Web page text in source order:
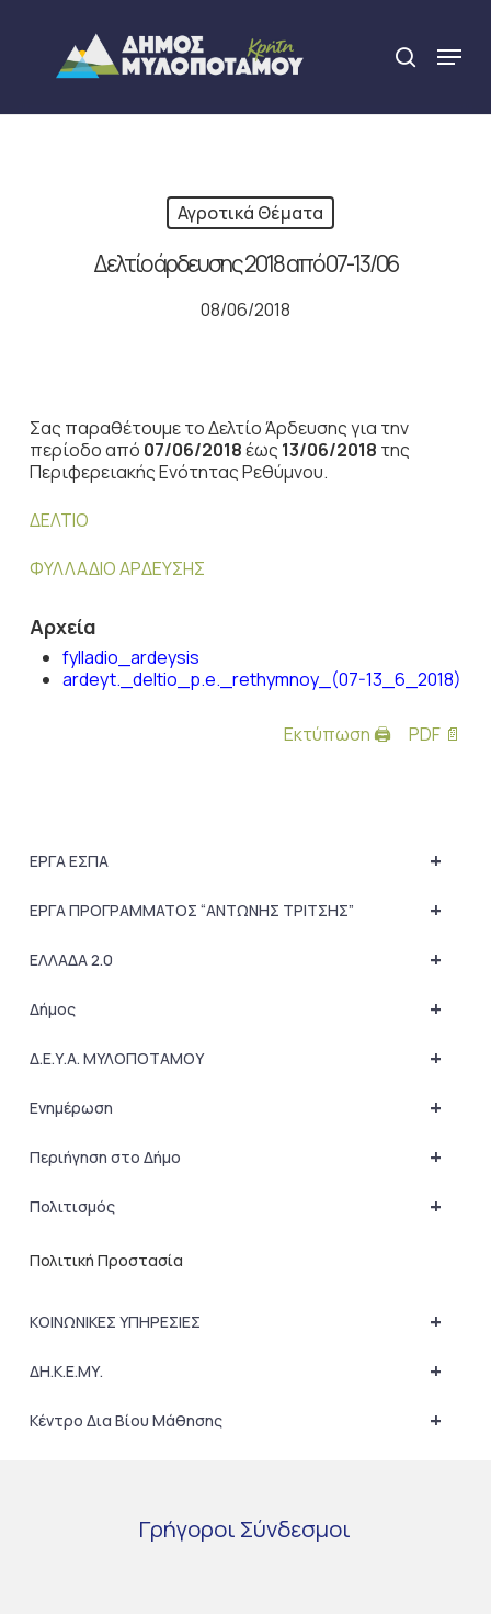
content
search
Menu
Αγροτικά Θέματα
Δελτίο άρδευσης 2018 από 07-13/06
08/06/2018
Σας παραθέτουμε το Δελτίο Άρδευσης για την
περίοδο από 07/06/2018έως 13/06/2018 της
Περιφερειακής Ενότητας Ρεθύμνου.
ΔΕΛΤΙΟ
ΦΥΛΛΑΔΙΟ ΑΡΔΕΥΣΗΣ
Αρχεία
fylladio_ardeysis
ardeyt._deltio_p.e._rethymnoy_(07-13_6_2018)
Εκτύπωση 🖨 PDF 📄
+
ΕΡΓΑ ΕΣΠΑ
+
ΕΡΓΑ ΠΡΟΓΡΑΜΜΑΤΟΣ “ΑΝΤΩΝΗΣ ΤΡΙΤΣΗΣ”
+
ΕΛΛΑΔΑ 2.0
+
Δήμος
+
Δ.Ε.Υ.Α. ΜΥΛΟΠΟΤΑΜΟΥ
+
Ενημέρωση
+
Περιήγηση στο Δήμο
+
Πολιτισμός
Πολιτική Προστασία
+
ΚΟΙΝΩΝΙΚΕΣ ΥΠΗΡΕΣΙΕΣ
+
ΔΗ.Κ.Ε.ΜΥ.
+
Κέντρο Δια Βίου Μάθησης
Γρήγοροι Σύνδεσμοι
Close